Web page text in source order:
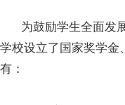
为鼓励学生全面发展
学校设立了国家奖学金
有：